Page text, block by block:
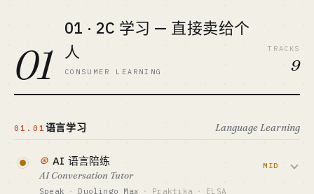
01
01 · 2C 学习 — 直接卖给个
人
CONSUMER LEARNING
TRACKS
9
01.01 语言学习 Language Learning
⊛ AI 语言陪练
AI Conversation Tutor
Speak · Duolingo Max · Praktika · ELSA
MID